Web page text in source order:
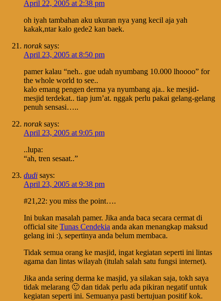
April 22, 2005 at 2:38 pm
oh iyah tambahan aku ukuran nya yang kecil aja yah
kakak,ntar kalo gede2 kan baek.
norak says:
April 23, 2005 at 8:50 pm
pamer kalau “neh.. gue udah nyumbang 10.000 lhoooo” for
the whole world to see..
kalo emang pengen derma ya nyumbang aja.. ke mesjid-
mesjid terdekat.. tiap jum’at. nggak perlu pakai gelang-gelang
penuh sensasi…..
norak says:
April 23, 2005 at 9:05 pm
..lupa:
“ah, tren sesaat..”
dudi says:
April 23, 2005 at 9:38 pm
#21,22: you miss the point….
Ini bukan masalah pamer. Jika anda baca secara cermat di
official site Tunas Cendekia anda akan menangkap maksud
gelang ini :), sepertinya anda belum membaca.
Tidak semua orang ke masjid, ingat kegiatan seperti ini lintas
agama dan lintas wilayah (itulah salah satu fungsi internet).
Jika anda sering derma ke masjid, ya silakan saja, tokh saya
tidak melarang 🙂 dan tidak perlu ada pikiran negatif untuk
kegiatan seperti ini. Semuanya pasti bertujuan positif kok.